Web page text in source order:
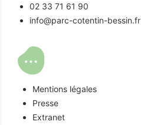
02 33 71 61 90
info@parc-cotentin-bessin.fr
Mentions légales
Presse
Extranet